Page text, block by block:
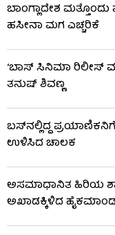
ಬಾಂಗ್ಲಾದೇಶ ಮತ್ತೊಂದು
ಹಸೀನಾ ಮಗ ಎಚ್ಚರಿಕೆ
‘ಬಾಸ್ ಸಿನಿಮಾ ರಿಲೀಸ್
ತನುಷ್ ಶಿವಣ್ಣ
ಬಸ್‌ನಲ್ಲಿದ್ದ
ಉಳಿಸಿದ ಚಾಲಕ
ಅಸಮಾಧಾನಿತ ಹಿರಿಯ
ಅಖಾಡಕ್ಕಿಳಿದ